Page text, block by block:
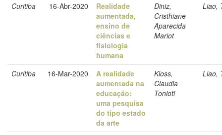
Curitiba 16-Abr-2020
Realidade
aumentada,
ensino de
ciências e
fisiologia
humana
Diniz,
Cristhiane
Aparecida
Mariot
Liao,
Curitiba 16-Mar-2020
A realidade
aumentada na
educação:
uma pesquisa
do tipo estado
da arte
Kloss,
Claudia
Tonioti
Liao,